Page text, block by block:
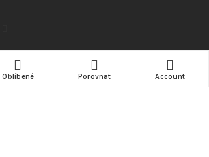
Oblíbené Porovnat Account